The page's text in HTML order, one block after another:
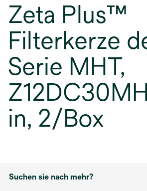
Zeta Plus™
Filterkerze
Serie MHT,
in, 2/Box
Suchen sie nach mehr?